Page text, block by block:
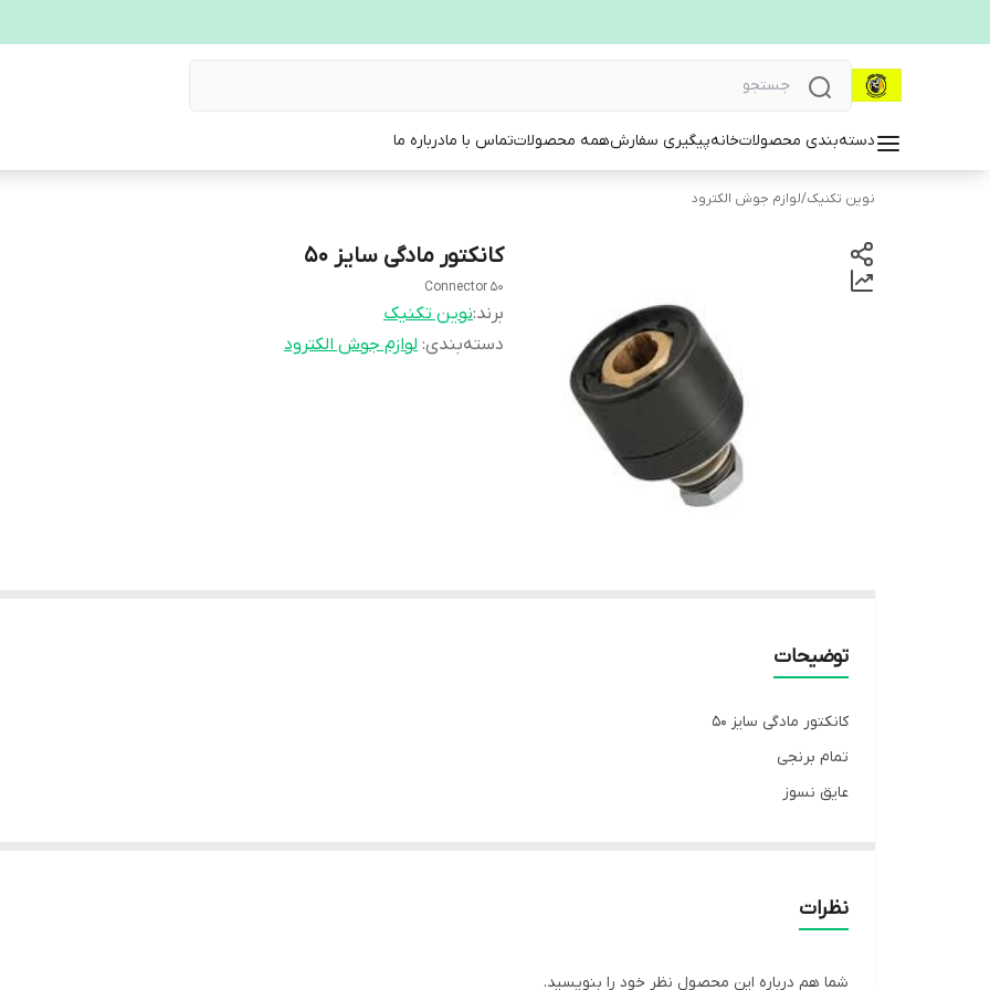
دسته‌بندی محصولاتخانهپیگیری سفارشهمه محصولاتتماس با مادرباره ما
نوین تکنیک/لوازم جوش الکترود
کانکتور مادگی سایز 50
Connector 50
برند:نوین تکنیک
دسته‌بندی: لوازم جوش الکترود
توضیحات
کانکتور مادگی سایز 50
تمام برنجی
عایق نسوز
نظرات
شما هم درباره این محصول نظر خود را بنویسید.